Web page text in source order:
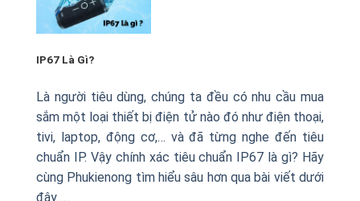
IP67 Là Gì?
Là người tiêu dùng, chúng ta đều có nhu cầu mua
sắm một loại thiết bị điện tử nào đó như điện thoại,
tivi, laptop, động cơ,… và đã từng nghe đến tiêu
chuẩn IP. Vậy chính xác tiêu chuẩn IP67 là gì? Hãy
cùng Phukienong tìm hiểu sâu hơn qua bài viết dưới
đây......